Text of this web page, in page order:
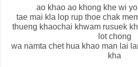
ao khao ao khong khe wi
tae mai kla lop rup thoe chak
thueng khaochai khwam rusuek
lot chong
wa namta chet hua khao man lai
kha